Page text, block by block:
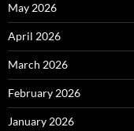
May 2026
April 2026
March 2026
February 2026
January 2026